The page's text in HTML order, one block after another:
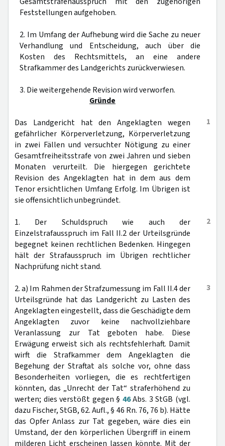
Feststellungen aufgehoben.
2. Im Umfang der Aufhebung wird die Sache zu neuer
Verhandlung und Entscheidung, auch über die
Kosten des Rechtsmittels, an eine andere
Strafkammer des Landgerichts zurückverwiesen.
3. Die weitergehende Revision wird verworfen.
Gründe
1
Das Landgericht hat den Angeklagten wegen
gefährlicher Körperverletzung, Körperverletzung
in zwei Fällen und versuchter Nötigung zu einer
Gesamtfreiheitsstrafe von zwei Jahren und sieben
Monaten verurteilt. Die hiergegen gerichtete
Revision des Angeklagten hat in dem aus dem
Tenor ersichtlichen Umfang Erfolg. Im Übrigen ist
sie offensichtlich unbegründet.
2
1. Der Schuldspruch wie auch der
Einzelstrafausspruch im Fall II.2 der Urteilsgründe
begegnet keinen rechtlichen Bedenken. Hingegen
hält der Strafausspruch im Übrigen rechtlicher
Nachprüfung nicht stand.
3
2. a) Im Rahmen der Strafzumessung im Fall II.4 der
Urteilsgründe hat das Landgericht zu Lasten des
Angeklagten eingestellt, dass die Geschädigte dem
Angeklagten zuvor keine nachvollziehbare
Veranlassung zur Tat geboten habe. Diese
Erwägung erweist sich als rechtsfehlerhaft. Damit
wirft die Strafkammer dem Angeklagten die
Begehung der Straftat als solche vor, ohne dass
Besonderheiten vorliegen, die es rechtfertigen
könnten, das „Unrecht der Tat“ straferhöhend zu
werten; dies verstößt gegen § 46Abs. 3 StGB (vgl.
dazu Fischer, StGB, 62. Aufl., § 46 Rn. 76, 76 b). Hätte
das Opfer Anlass zur Tat gegeben, wäre dies ein
Umstand, der den körperlichen Übergriff in einem
milderen Licht erscheinen lassen könnte. Mit der